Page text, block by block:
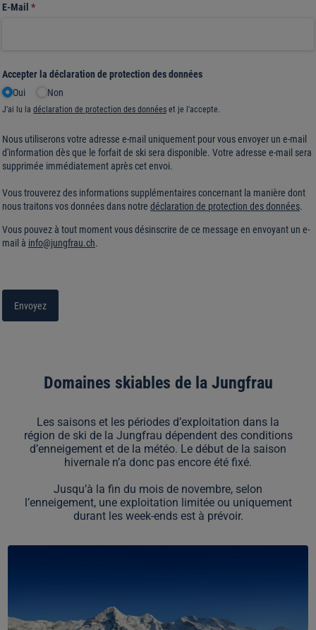
E-Mail *
(requis)
Accepter la déclaration de protection des données
Oui
Non
J'ai lu la déclaration de protection des données et je l'accepte.
Nous utiliserons votre adresse e-mail uniquement pour vous envoyer un e-mail
d'information dès que le forfait de ski sera disponible. Votre adresse e-mail sera
supprimée immédiatement après cet envoi.
Vous trouverez des informations supplémentaires concernant la manière dont
nous traitons vos données dans notre déclaration de protection des données.
Vous pouvez à tout moment vous désinscrire de ce message en envoyant un e-
mail à info@jungfrau.ch.
Envoyez
Domaines skiables de la Jungfrau
Les saisons et les périodes d’exploitation dans la
région de ski de la Jungfrau dépendent des conditions
d’enneigement et de la météo. Le début de la saison
hivernale n’a donc pas encore été fixé.
Jusqu’à la fin du mois de novembre, selon
l’enneigement, une exploitation limitée ou uniquement
durant les week-ends est à prévoir.
Domaine